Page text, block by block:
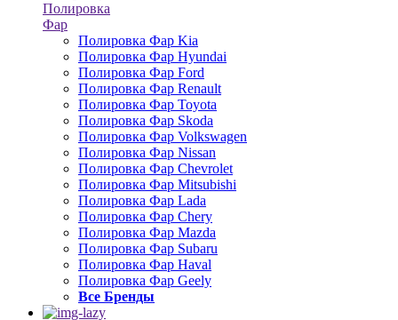
Полировка
Фар
Полировка Фар Kia
Полировка Фар Hyundai
Полировка Фар Ford
Полировка Фар Renault
Полировка Фар Toyota
Полировка Фар Skoda
Полировка Фар Volkswagen
Полировка Фар Nissan
Полировка Фар Chevrolet
Полировка Фар Mitsubishi
Полировка Фар Lada
Полировка Фар Chery
Полировка Фар Mazda
Полировка Фар Subaru
Полировка Фар Haval
Полировка Фар Geely
Все Бренды